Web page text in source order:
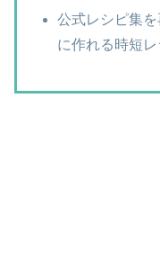
公式レシピ集
に作れる時短